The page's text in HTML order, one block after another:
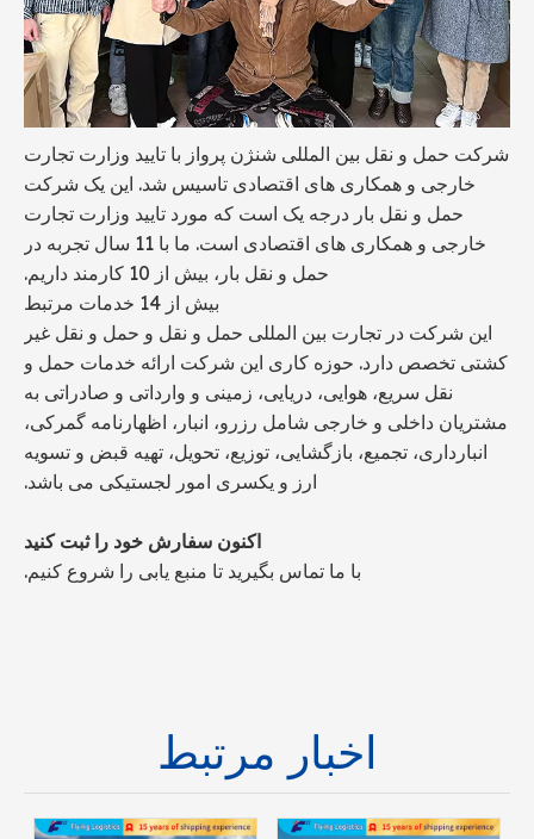
شرکت حمل و نقل بین المللی شنژن پرواز با تایید وزارت تجارت
خارجی و همکاری های اقتصادی تاسیس شد. این یک شرکت
حمل و نقل بار درجه یک است که مورد تایید وزارت تجارت
خارجی و همکاری های اقتصادی است. ما با 11 سال تجربه در
حمل و نقل بار، بیش از 10 کارمند داریم.
بیش از 14 خدمات مرتبط
این شرکت در تجارت بین المللی حمل و نقل و حمل و نقل غیر
کشتی تخصص دارد. حوزه کاری این شرکت ارائه خدمات حمل و
نقل سریع، هوایی، دریایی، زمینی و وارداتی و صادراتی به
مشتریان داخلی و خارجی شامل رزرو، انبار، اظهارنامه گمرکی،
انبارداری، تجمیع، بازگشایی، توزیع، تحویل، تهیه قبض و تسویه
ارز و یکسری امور لجستیکی می باشد.
اکنون سفارش خود را ثبت کنید
با ما تماس بگیرید تا منبع یابی را شروع کنیم.
اخبار مرتبط